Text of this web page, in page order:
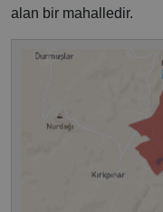
alan bir mahalledir.